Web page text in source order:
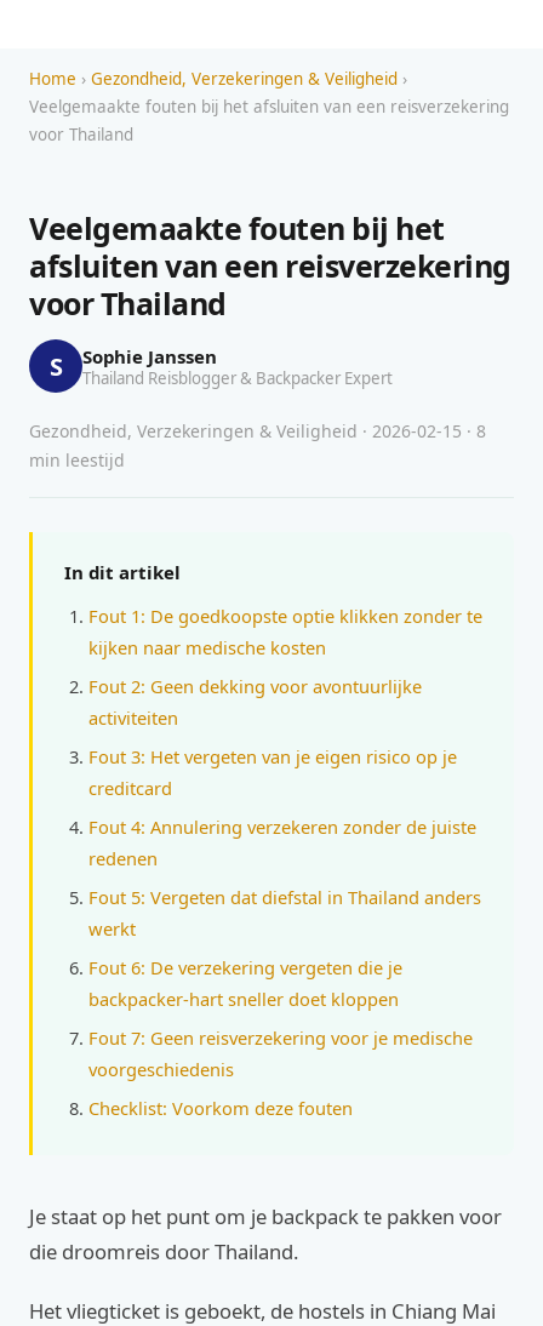
Home › Gezondheid, Verzekeringen & Veiligheid ›
Veelgemaakte fouten bij het afsluiten van een reisverzekering
voor Thailand
Veelgemaakte fouten bij het
afsluiten van een reisverzekering
voor Thailand
S Sophie Janssen
Thailand Reisblogger & Backpacker Expert
Gezondheid, Verzekeringen & Veiligheid · 2026-02-15 · 8
min leestijd
In dit artikel
Fout 1: De goedkoopste optie klikken zonder te
kijken naar medische kosten
Fout 2: Geen dekking voor avontuurlijke
activiteiten
Fout 3: Het vergeten van je eigen risico op je
creditcard
Fout 4: Annulering verzekeren zonder de juiste
redenen
Fout 5: Vergeten dat diefstal in Thailand anders
werkt
Fout 6: De verzekering vergeten die je
backpacker-hart sneller doet kloppen
Fout 7: Geen reisverzekering voor je medische
voorgeschiedenis
Checklist: Voorkom deze fouten
Je staat op het punt om je backpack te pakken voor
die droomreis door Thailand.
Het vliegticket is geboekt, de hostels in Chiang Mai